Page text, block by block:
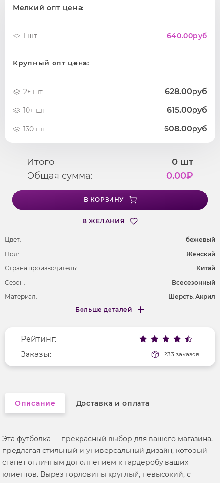
Мелкий опт цена:
1 шт 640.00руб
Крупный опт цена:
2+ шт 628.00руб
10+ шт 615.00руб
130 шт 608.00руб
Итого: 0 шт
Общая сумма:
0.00₽
В КОРЗИНУ
В ЖЕЛАНИЯ
Цвет:
бежевый
Пол:
Женский
Страна производитель:
Китай
Сезон:
Всесезонный
Материал:
Шерсть, Акрил
Фактура материала
трикотажный
Длина рукава
короткие
Вырез горловины
округлый
Больше деталей
Меньше деталей
Рейтинг:
Заказы:
233 заказов
Описание Доставка и оплата
Эта футболка — прекрасный выбор для вашего магазина,
предлагая стильный и универсальный дизайн, который
станет отличным дополнением к гардеробу ваших
клиентов. Вырез горловины круглый, невысокий, с